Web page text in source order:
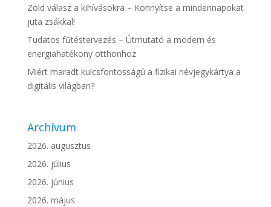
Zöld válasz a kihívásokra – Könnyítse a mindennapokat
juta zsákkal!
Tudatos fűtéstervezés – Útmutató a modern és
energiahatékony otthonhoz
Miért maradt kulcsfontosságú a fizikai névjegykártya a
digitális világban?
Archívum
2026. augusztus
2026. július
2026. június
2026. május